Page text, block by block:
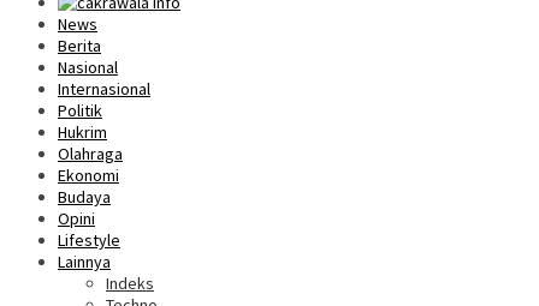
News
Berita
Nasional
Internasional
Politik
Hukrim
Olahraga
Ekonomi
Budaya
Opini
Lifestyle
Lainnya
Indeks